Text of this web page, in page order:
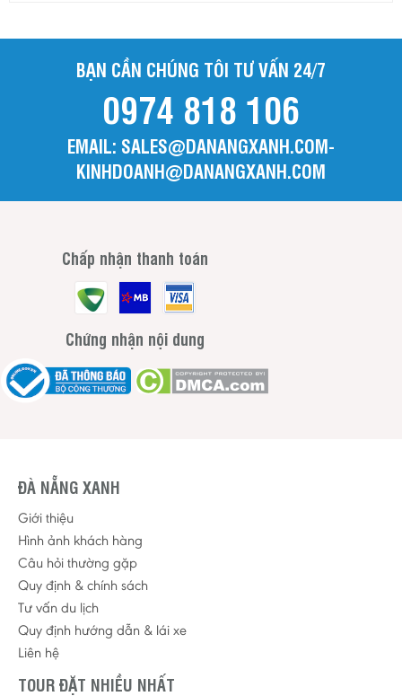
BẠN CẦN CHÚNG TÔI TƯ VẤN 24/7
0974 818 106
EMAIL: SALES@DANANGXANH.COM-
KINHDOANH@DANANGXANH.COM
Chấp nhận thanh toán
Chứng nhận nội dung
ĐÀ NẴNG XANH
Giới thiệu
Hình ảnh khách hàng
Câu hỏi thường gặp
Quy định & chính sách
Tư vấn du lịch
Quy định hướng dẫn & lái xe
Liên hệ
TOUR ĐẶT NHIỀU NHẤT